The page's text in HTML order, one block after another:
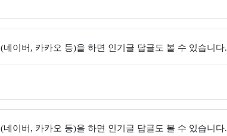
(네이버, 카카오 등)을 하면 인기글 답글도 볼 수 있습니다.
(네이버, 카카오 등)을 하면 인기글 답글도 볼 수 있습니다.